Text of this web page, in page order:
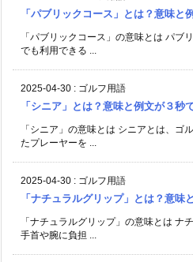
「パブリックコース」とは？意味と
「パブリックコース」の意味とは パブ
でも利用できる ...
2025-04-30 : ゴルフ用語
「シニア」とは？意味と例文が３秒
「シニア」の意味とは シニアとは、ゴ
たプレーヤーを ...
2025-04-30 : ゴルフ用語
「ナチュラルグリップ」とは？意味
「ナチュラルグリップ」の意味とは ナ
手首や腕に負担 ...